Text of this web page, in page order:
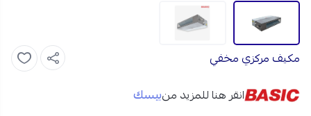
مكيف مركزي مخفي
انقر هنا للمزيد منبيسك